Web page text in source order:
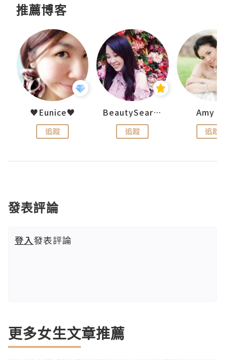
推薦博客
♥Eunice♥
追蹤
BeautySearch
追蹤
Amy
追蹤
發表評論
登入發表評論
更多女生文章推薦